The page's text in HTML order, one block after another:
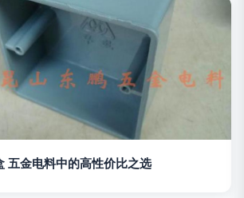
五金电料中的高性价比之选